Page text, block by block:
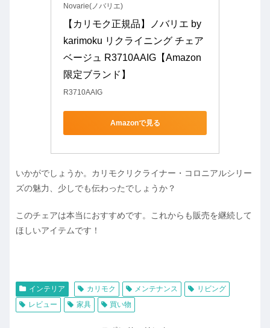
Novarie(ノバリエ)
【カリモク正規品】ノバリエ by
karimoku リクライニング チェア
ベージュ R3710AAIG【Amazon
限定ブランド】
R3710AAIG
Amazonで見る
いかがでしょうか。カリモクリクライナー・コロニアルシリー
ズの魅力、少しでも伝わったでしょうか？
このチェアは本当におすすめです。これからも販売を継続して
ほしいアイテムです！
インテリア カリモク メンテナンス
リビング
レビュー
家具 買い物